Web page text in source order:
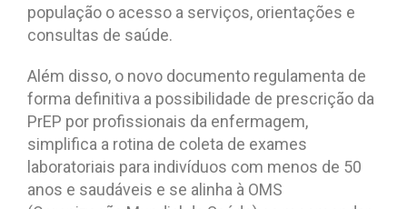
população o acesso a serviços, orientações e
consultas de saúde.
Além disso, o novo documento regulamenta de
forma definitiva a possibilidade de prescrição da
PrEP por profissionais da enfermagem,
simplifica a rotina de coleta de exames
laboratoriais para indivíduos com menos de 50
anos e saudáveis e se alinha à OMS